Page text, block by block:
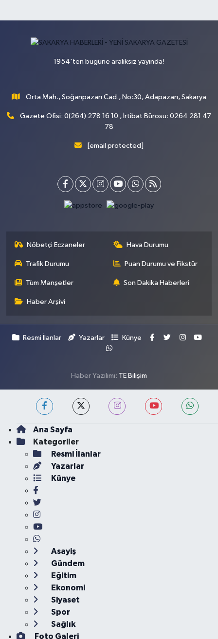
1954'ten bugüne aralıksız yayında!
Orta Mah., Soğanpazarı Cad., No:30, Adapazarı, Sakarya
Gazete Ofisi: 0(264) 278 16 10 , İrtibat Bürosu: 0264 281 47
78
[email protected]
Nöbetçi Eczaneler Hava Durumu
Trafik Durumu Puan Durumu ve Fikstür
Tüm Manşetler Son Dakika Haberleri
Haber Arşivi
Resmi İlanlar Yazarlar Künye
Haber Yazılımı: TE Bilişim
Ana Sayfa
Kategoriler
Resmi İlanlar
Yazarlar
Künye
Asayiş
Gündem
Eğitim
Ekonomi
Siyaset
Spor
Sağlık
Foto Galeri